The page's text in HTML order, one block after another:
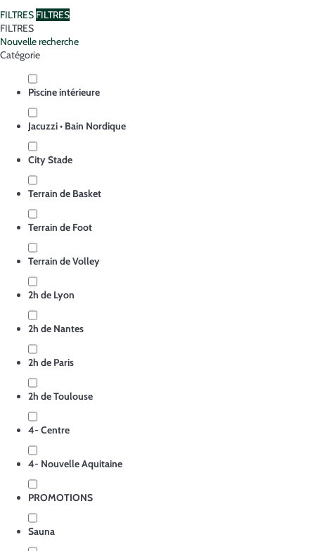
FILTRES FILTRES
FILTRES
Nouvelle recherche
Catégorie
Piscine intérieure
Jacuzzi • Bain Nordique
City Stade
Terrain de Basket
Terrain de Foot
Terrain de Volley
2h de Lyon
2h de Nantes
2h de Paris
2h de Toulouse
4- Centre
4- Nouvelle Aquitaine
PROMOTIONS
Sauna